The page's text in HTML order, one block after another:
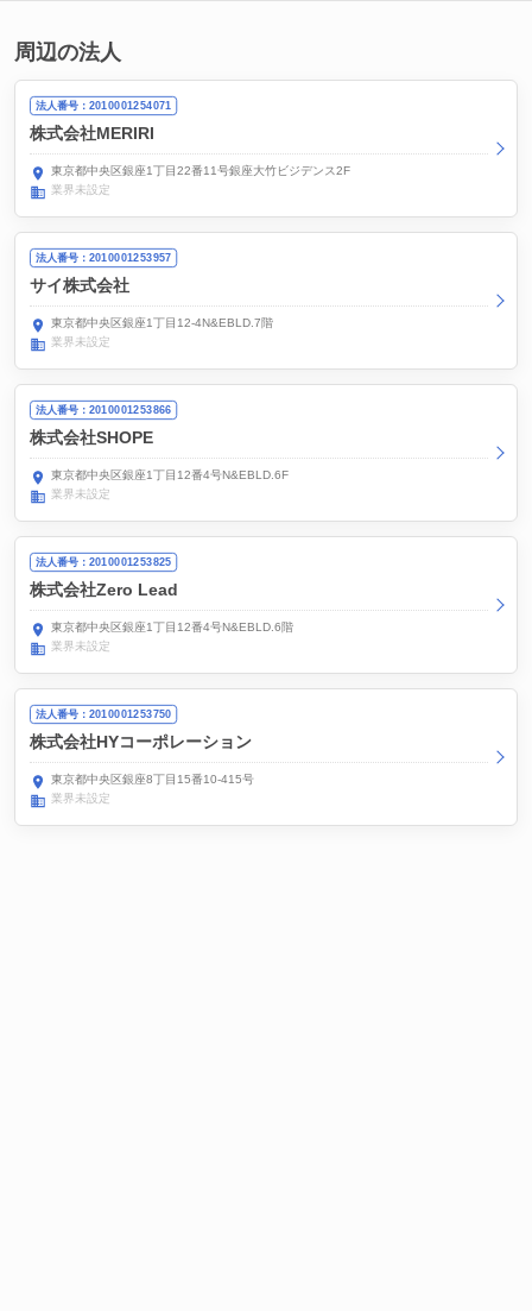
周辺の法人
法人番号：2010001254071
株式会社MERIRI
東京都中央区銀座1丁目22番11号銀座大竹ビジデンス2F
業界未設定
法人番号：2010001253957
サイ株式会社
東京都中央区銀座1丁目12-4N&EBLD.7階
業界未設定
法人番号：2010001253866
株式会社SHOPE
東京都中央区銀座1丁目12番4号N&EBLD.6F
業界未設定
法人番号：2010001253825
株式会社Zero Lead
東京都中央区銀座1丁目12番4号N&EBLD.6階
業界未設定
法人番号：2010001253750
株式会社HYコーポレーション
東京都中央区銀座8丁目15番10-415号
業界未設定